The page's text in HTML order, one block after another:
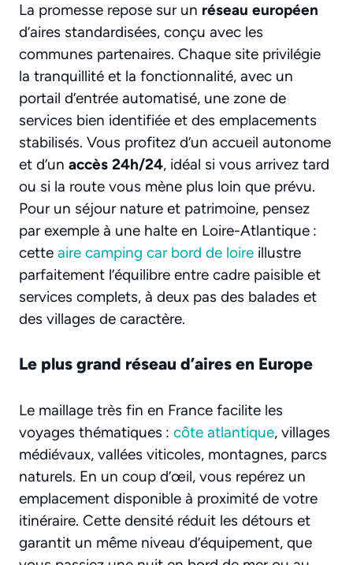
La promesse repose sur un réseau européen
d’aires standardisées, conçu avec les
communes partenaires. Chaque site privilégie
la tranquillité et la fonctionnalité, avec un
portail d’entrée automatisé, une zone de
services bien identifiée et des emplacements
stabilisés. Vous profitez d’un accueil autonome
et d’un accès 24h/24, idéal si vous arrivez tard
ou si la route vous mène plus loin que prévu.
Pour un séjour nature et patrimoine, pensez
par exemple à une halte en Loire-Atlantique :
cette aire camping car bord de loire illustre
parfaitement l’équilibre entre cadre paisible et
services complets, à deux pas des balades et
des villages de caractère.
Le plus grand réseau d’aires en Europe
Le maillage très fin en France facilite les
voyages thématiques : côte atlantique, villages
médiévaux, vallées viticoles, montagnes, parcs
naturels. En un coup d’œil, vous repérez un
emplacement disponible à proximité de votre
itinéraire. Cette densité réduit les détours et
garantit un même niveau d’équipement, que